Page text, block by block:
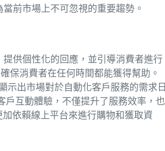
前市場上不可忽視的重要趨勢。
供個性化的回應，並引導消費者進行
保消費者在任何時間都能獲得幫助。
示出市場對於自動化客戶服務的需求日
戶互動體驗，不僅提升了服務效率，也
依賴線上平台來進行購物和獲取資